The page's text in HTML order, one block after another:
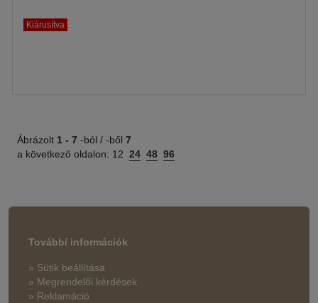
Kiárusítva
Ábrázolt 1 - 7 -ból / -ből 7
a következő oldalon: 12 24 48 96
További információk
» Sütik beállítása
» Megrendelői kérdések
» Reklamáció